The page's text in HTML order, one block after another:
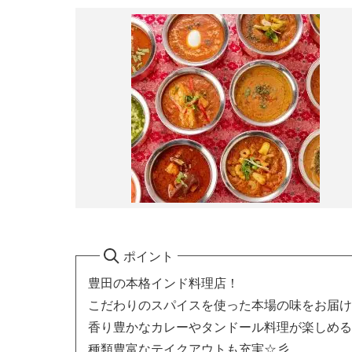
ポイント
豊田の本格インド料理店！
こだわりのスパイスを使った本場の味をお届
香り豊かなカレーやタンドール料理が楽しめ